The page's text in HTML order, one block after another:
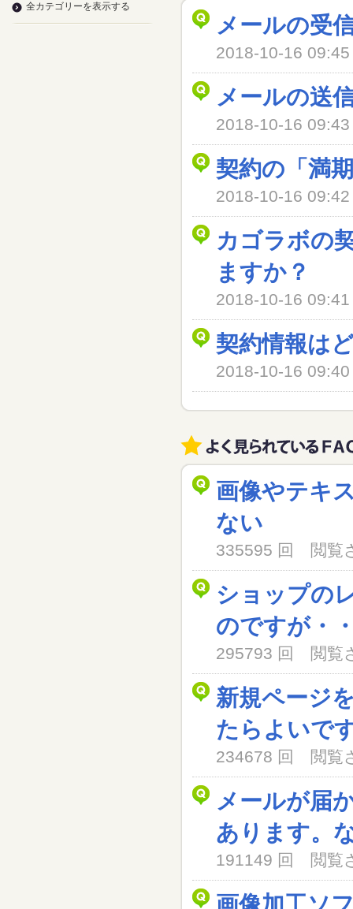
メールの受
2018-10-16
メールの送
2018-10-16
契約の「満
2018-10-16
カゴラボの
ますか？
2018-10-16
契約情報は
2018-10-16
画像やテキ
ない
335595 回 閲覧
ショップの
のですが・
295793 回 閲覧
新規ページ
たらよいで
234678 回 閲覧
メールが届
あります。
191149 回 閲覧
全カテゴリーを表示する